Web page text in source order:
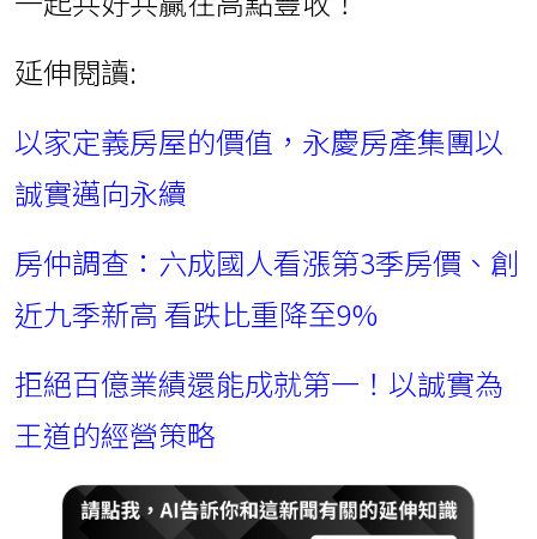
延伸閱讀:
以家定義房屋的價值，永慶房產集團以
誠實邁向永續
房仲調查：六成國人看漲第3季房價、創
近九季新高 看跌比重降至9%
拒絕百億業績還能成就第一！以誠實為
王道的經營策略